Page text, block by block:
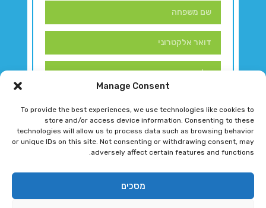
Manage Consent
To provide the best experiences, we use technologies like cookies to
store and/or access device information. Consenting to these
technologies will allow us to process data such as browsing behavior
or unique IDs on this site. Not consenting or withdrawing consent, may
adversely affect certain features and functions.
מסכים